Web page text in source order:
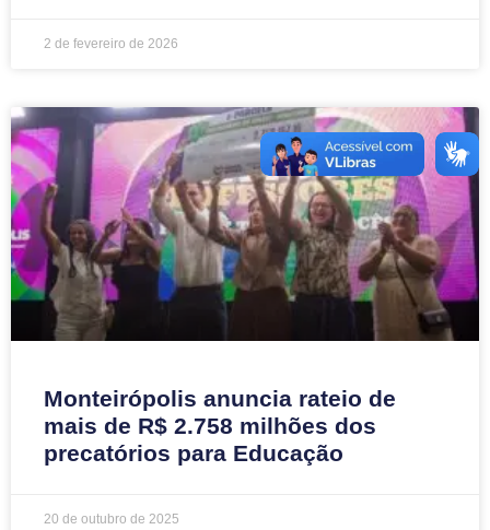
2 de fevereiro de 2026
Monteirópolis anuncia rateio de
mais de R$ 2.758 milhões dos
precatórios para Educação
20 de outubro de 2025